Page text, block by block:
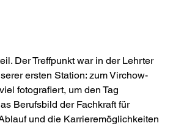
Der Treffpunkt war in der Lehrter
ersten Station: zum Virchow-
fotografiert, um den Tag
Berufsbild der Fachkraft für
und die Karrieremöglichkeiten